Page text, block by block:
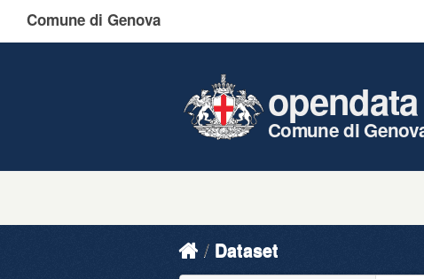
Comune di Genova
opendata
Comune di
Dataset